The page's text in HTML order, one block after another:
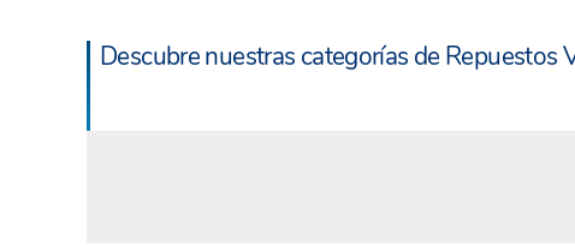
Descubre nuestras categorías de Repuestos